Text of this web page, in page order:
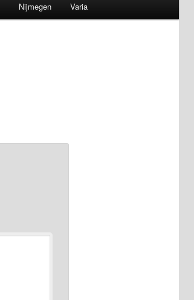
Nijmegen Varia